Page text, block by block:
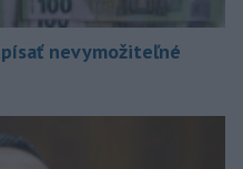
nevymožiteľné